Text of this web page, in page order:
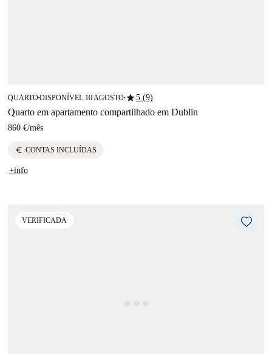
QUARTO■DISPONÍVEL 10 AGOSTO■star5 (9)
Quarto em apartamento compartilhado em Dublin
860 €/mês
euro CONTAS INCLUÍDAS
+info
VERIFICADA